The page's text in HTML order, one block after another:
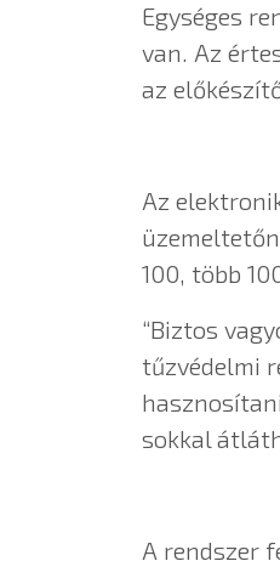
Egységes
van. Az
az
Az
100, több
“Biztos
tűzvédelmi
sokkal
A rendszer